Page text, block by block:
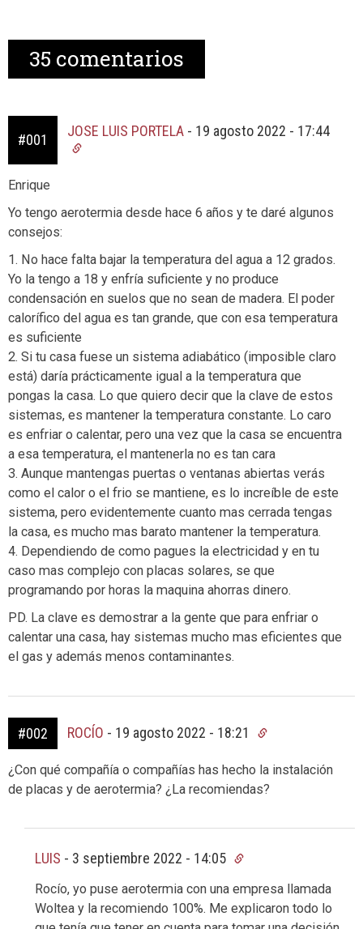
35 comentarios
#001
JOSE LUIS PORTELA - 19 agosto 2022 - 17:44
Enrique
Yo tengo aerotermia desde hace 6 años y te daré algunos
consejos:
1. No hace falta bajar la temperatura del agua a 12 grados.
Yo la tengo a 18 y enfría suficiente y no produce
condensación en suelos que no sean de madera. El poder
calorífico del agua es tan grande, que con esa temperatura
es suficiente
2. Si tu casa fuese un sistema adiabático (imposible claro
está) daría prácticamente igual a la temperatura que
pongas la casa. Lo que quiero decir que la clave de estos
sistemas, es mantener la temperatura constante. Lo caro
es enfriar o calentar, pero una vez que la casa se encuentra
a esa temperatura, el mantenerla no es tan cara
3. Aunque mantengas puertas o ventanas abiertas verás
como el calor o el frio se mantiene, es lo increíble de este
sistema, pero evidentemente cuanto mas cerrada tengas
la casa, es mucho mas barato mantener la temperatura.
4. Dependiendo de como pagues la electricidad y en tu
caso mas complejo con placas solares, se que
programando por horas la maquina ahorras dinero.
PD. La clave es demostrar a la gente que para enfriar o
calentar una casa, hay sistemas mucho mas eficientes que
el gas y además menos contaminantes.
#002 ROCÍO - 19 agosto 2022 - 18:21
¿Con qué compañía o compañías has hecho la instalación
de placas y de aerotermia? ¿La recomiendas?
LUIS - 3 septiembre 2022 - 14:05
Rocío, yo puse aerotermia con una empresa llamada
Woltea y la recomiendo 100%. Me explicaron todo lo